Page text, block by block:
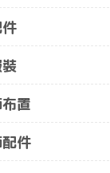
置
件